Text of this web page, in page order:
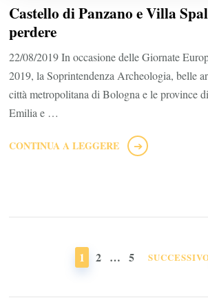
Castello di Panzano e Villa
perdere
22/08/2019 In occasione delle Giornate
2019, la Soprintendenza Archeologia, belle
città metropolitana di Bologna e le province
Emilia e …
CONTINUA A LEGGERE
PAGINA
1 PAGINA
2 … PAGINA
5